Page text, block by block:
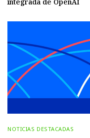
NOTICIAS DESTACADAS